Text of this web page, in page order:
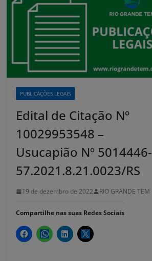
PUBLICAÇÕES LEGAIS
Edital de Citação Nº
10029953548 –
Usucapião Nº 5014446-
57.2021.8.21.0023/RS
19 de dezembro de 2022 RIO GRANDE TEM
Compartilhe nas suas Redes Sociais